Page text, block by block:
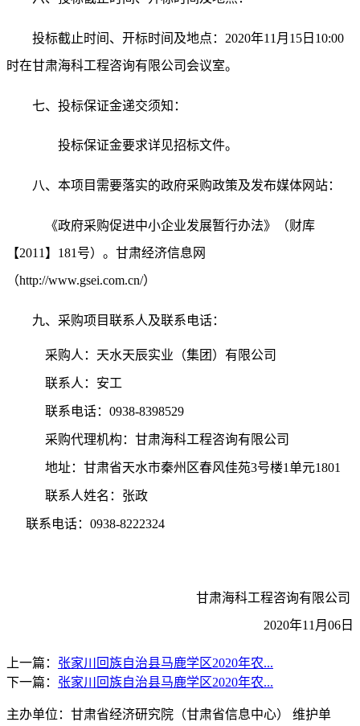
投标截止时间、开标时间及地点： 2020年11 月 1 5 日 10:00
时在甘肃海科工程咨询有限公司 会议室。
七、 投标保证金递交须知：
投标保证金要求详见招标文件。
八、 本项目需要落实的政府采购政策及发布媒体网站：
《政府采购促进中小企业发展暂行办法》（财库
【2011】181号）。 甘肃经济信息网
（http://www.gsei.com.cn/）
九、采购项目联系人及联系电话：
采购人：天水天辰实业（集团）有限公司
联系人： 安工
联系电话： 0938-8398529
采购代理机构： 甘肃海科工程咨询有限公司
地址： 甘肃省天水市秦州区春风佳苑3号楼1单元1801
联系人姓名： 张政
联系电话： 0938-8222324
甘肃海科工程咨询有限公司
2020年11 月 06 日
上一篇： 张家川回族自治县马鹿学区2020年农...
下一篇： 张家川回族自治县马鹿学区2020年农...
主办单位：甘肃省经济研究院（甘肃省信息中心） 维护单